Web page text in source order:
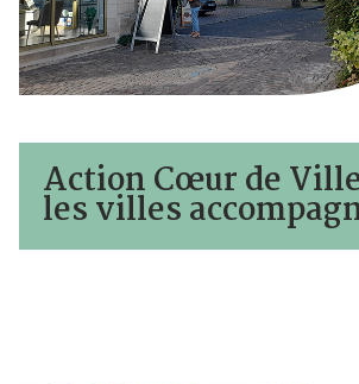
Action Cœur de
les villes